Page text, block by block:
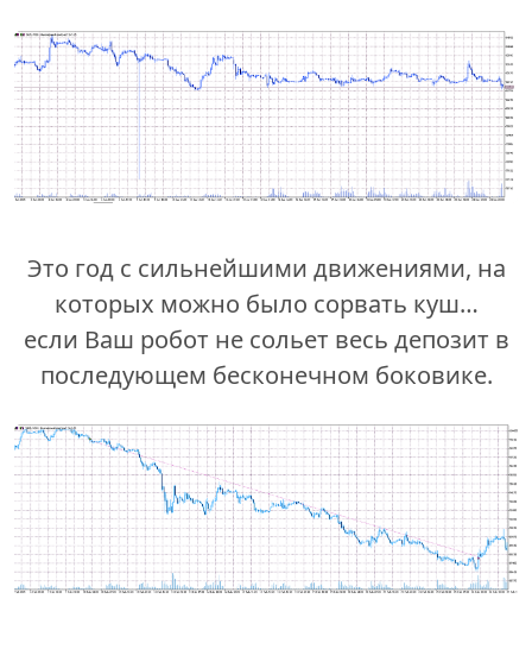
Это год с сильнейшими движениями, на
которых можно было сорвать куш…
если Ваш робот не сольет весь депозит в
последующем бесконечном боковике.